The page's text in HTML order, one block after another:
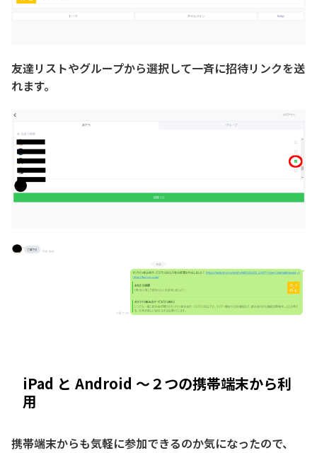
友達リストやグループから選択して一斉に招待リンクを送
れます。
iPad と Android ～２つの携帯端末から利
用
携帯端末からも気軽に参加できるのか気になったので、